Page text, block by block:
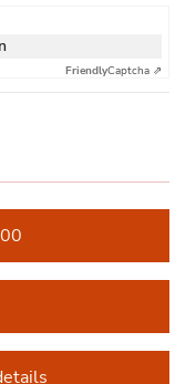
FriendlyCaptcha ⇗